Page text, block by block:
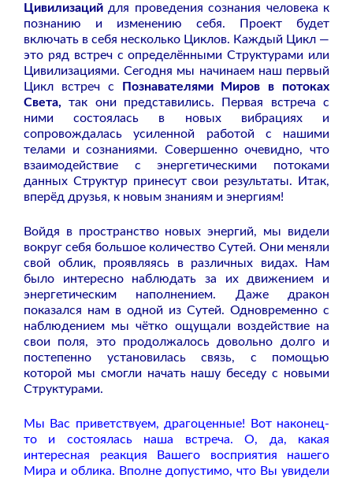
Цивилизаций для проведения сознания человека к
познанию и изменению себя. Проект будет
включать в себя несколько Циклов. Каждый Цикл —
это ряд встреч с определёнными Структурами или
Цивилизациями. Сегодня мы начинаем наш первый
Цикл встреч с Познавателями Миров в потоках
Света, так они представились. Первая встреча с
ними состоялась в новых вибрациях и
сопровождалась усиленной работой с нашими
телами и сознаниями. Совершенно очевидно, что
взаимодействие с энергетическими потоками
данных Структур принесут свои результаты. Итак,
вперёд друзья, к новым знаниям и энергиям!
Войдя в пространство новых энергий, мы видели
вокруг себя большое количество Сутей. Они меняли
свой облик, проявляясь в различных видах. Нам
было интересно наблюдать за их движением и
энергетическим наполнением. Даже дракон
показался нам в одной из Сутей. Одновременно с
наблюдением мы чётко ощущали воздействие на
свои поля, это продолжалось довольно долго и
постепенно установилась связь, с помощью
которой мы смогли начать нашу беседу с новыми
Структурами.
Мы Вас приветствуем, драгоценные! Вот наконец-
то и состоялась наша встреча. О, да, какая
интересная реакция Вашего восприятия нашего
Мира и облика. Вполне допустимо, что Вы увидели